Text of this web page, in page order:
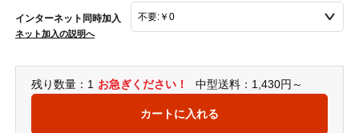
インターネット同時加入
ネット加入の説明へ
残り数量：1 お急ぎください！ 中型送料：1,430円～